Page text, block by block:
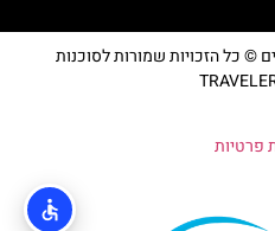
© כל הזכויות שמורות לסוכנות
פרטיות